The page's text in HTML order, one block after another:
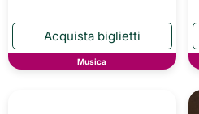
Musica